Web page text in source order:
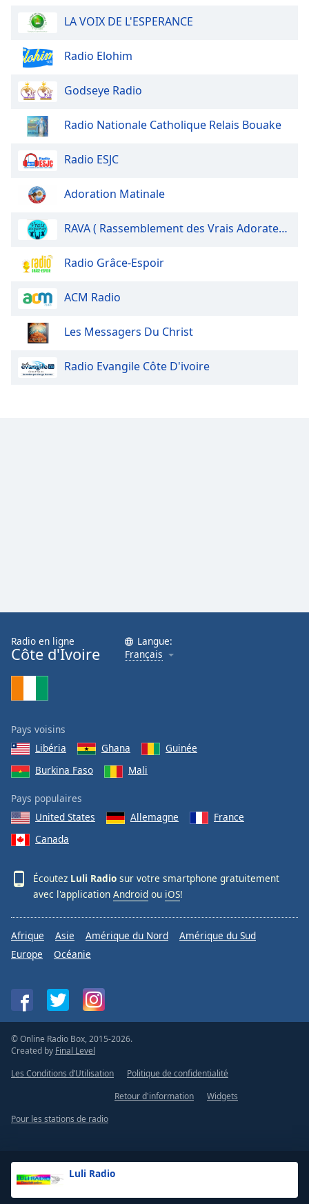
Luli Radio
LA VOIX DE L'ESPERANCE
Radio Elohim
Godseye Radio
Radio Nationale Catholique Relais Bouake
Radio ESJC
Adoration Matinale
RAVA ( Rassemblement des Vrais Adorateurs)
Radio Grâce-Espoir
ACM Radio
Les Messagers Du Christ
Radio Evangile Côte D'ivoire
Radio en ligne
Côte d'Ivoire
Langue:
Français
Pays voisins
Libéria
Ghana
Guinée
Burkina Faso
Mali
Pays populaires
United States
Allemagne
France
Canada
Écoutez Luli Radio sur votre smartphone gratuitement
avec l'application Android ou iOS!
Afrique Asie Amérique du Nord
Amérique du Sud
Europe
Océanie
© Online Radio Box, 2015-2026.
Created by Final Level
Les Conditions d’Utilisation
Politique de confidentialité
Retour d'information
Widgets
Pour les stations de radio